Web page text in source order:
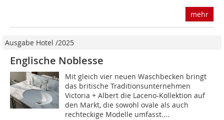
mehr
Ausgabe Hotel /2025
Englische Noblesse
Mit gleich vier neuen Waschbecken bringt
das britische Traditionsunternehmen
Victoria + Albert die Laceno-Kollektion auf
den Markt, die sowohl ovale als auch
rechteckige Modelle umfasst....